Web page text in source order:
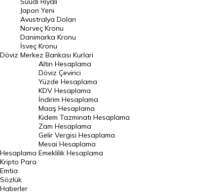
Avustralya Doları
Danimarka Kronu Kuru
Kanada Doları Kuru
Norveç Kronu Kuru
İsveç Kronu Kuru
Japon Yeni Kuru
Serbest Piyasa Döviz Kurları
Merkez Bankası Döviz Kurları
Altın Fiyatları
Gram Altın Fiyatı
Çeyrek Altın Fiyatı
Döviz
Japon Yeni
Avustralya Doları
Norveç Kronu
Danimarka Kronu
İsveç Kronu
Merkez Bankası Kurlari
Hesaplama
Altın Hesaplama
Döviz Çevirici
Yüzde Hesaplama
KDV Hesaplama
İndirim Hesaplama
Maaş Hesaplama
Kıdem Tazminatı Hesaplama
Zam Hesaplama
Gelir Vergisi Hesaplama
Mesai Hesaplama
Emeklilik Hesaplama
Kripto Para
Emtia
Sözlük
Haberler